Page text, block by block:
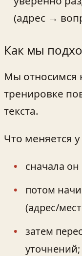
(адрес →
Как мы
Мы относимся
тренировке
текста.
Что меняется
сначала
потом
(адрес/
затем
уточнений;